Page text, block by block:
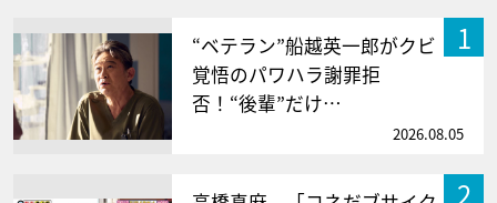
1
“ベテラン”船越英一郎がクビ
覚悟のパワハラ謝罪拒
否！“後輩”だけ…
2026.08.05
2